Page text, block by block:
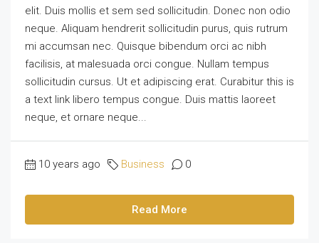
elit. Duis mollis et sem sed sollicitudin. Donec non odio
neque. Aliquam hendrerit sollicitudin purus, quis rutrum
mi accumsan nec. Quisque bibendum orci ac nibh
facilisis, at malesuada orci congue. Nullam tempus
sollicitudin cursus. Ut et adipiscing erat. Curabitur this is
a text link libero tempus congue. Duis mattis laoreet
neque, et ornare neque...
10 years ago Business 0
Read More